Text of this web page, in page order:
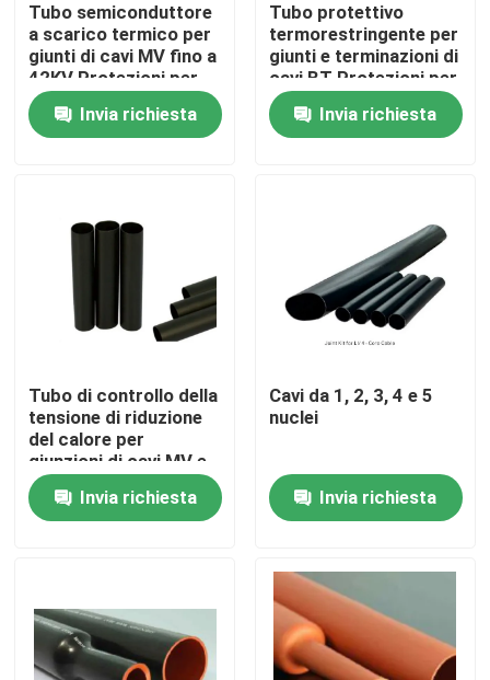
Casa
Prodotti
Su di noi
Visita alla fabbrica
Controllo Qualità
Contattaci
Accessori per cavi elettrici
Tubo semiconduttore
a scarico termico per
giunti di cavi MV fino a
42KV Protezioni per
cavi elettrici
Invia richiesta
Tubo protettivo
termorestringente per
giunti e terminazioni di
cavi BT Protezioni per
cavi elettrici
Invia richiesta
Tubo di controllo della
tensione di riduzione
del calore per
giunzioni di cavi MV e
temperature
Protezioni per cavi
elettrici
Invia richiesta
Cavi da 1, 2, 3, 4 e 5
nuclei
Invia richiesta